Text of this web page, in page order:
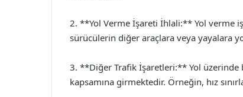
2. **Yol Verme İşareti İhlali:** Yol verme
sürücülerin diğer araçlara veya yayalara
3. **Diğer Trafik İşaretleri:** Yol üzerinde
kapsamına girmektedir. Örneğin, hız